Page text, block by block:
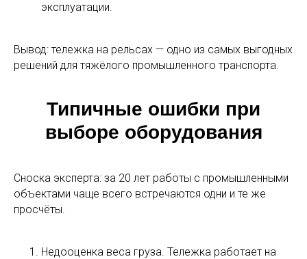
эксплуатации.
Вывод: тележка на рельсах — одно из самых выгодных
решений для тяжёлого промышленного транспорта.
Типичные ошибки при
выборе оборудования
Сноска эксперта: за 20 лет работы с промышленными
объектами чаще всего встречаются одни и те же
просчёты.
Недооценка веса груза. Тележка работает на